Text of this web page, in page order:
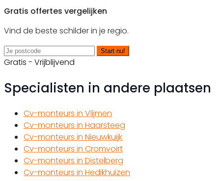
Gratis offertes vergelijken
Vind de beste schilder in je regio.
Start nu!
Gratis - Vrijblijvend
Specialisten in andere plaatsen
Cv-monteurs in Vlijmen
Cv-monteurs in Haarsteeg
Cv-monteurs in Nieuwkuijk
Cv-monteurs in Cromvoirt
Cv-monteurs in Distelberg
Cv-monteurs in Hedikhuizen